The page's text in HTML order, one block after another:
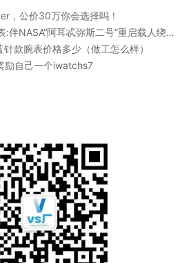
，公价30万你会选择吗！
NASA“阿耳忒弥斯二号”重启载人绕月征程
款腕表价格多少（做工怎么样）
励自己一个iwatchs7